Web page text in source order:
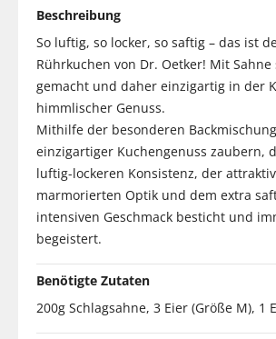
Beschreibung
So luftig, so locker, so saftig – das ist
Rührkuchen von Dr. Oetker! Mit
gemacht und daher einzigartig in der
himmlischer Genuss.
Mithilfe der besonderen
einzigartiger Kuchengenuss zaubern,
luftig-lockeren Konsistenz, der
marmorierten Optik und dem extra
intensiven Geschmack besticht und
begeistert.
Benötigte Zutaten
200g Schlagsahne, 3 Eier (Größe M), 1